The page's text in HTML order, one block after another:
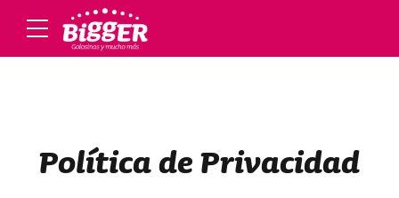
Política de Privacidad